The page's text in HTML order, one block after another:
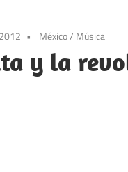
México/ Música
y la